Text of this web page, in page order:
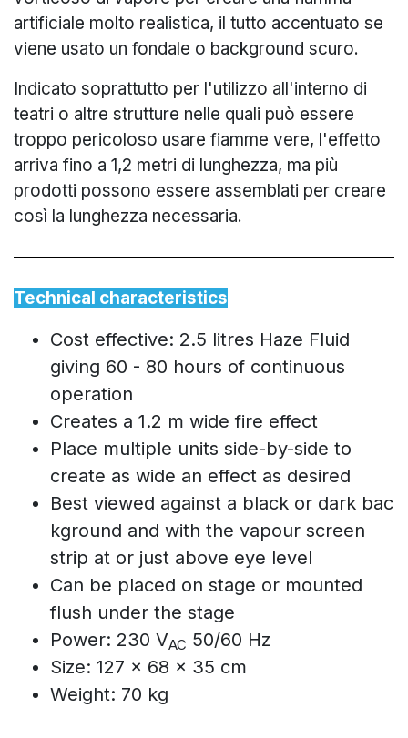
artificiale molto realistica, il tutto accentuato se
viene usato un fondale o background scuro.
Indicato soprattutto per l'utilizzo all'interno di
teatri o altre strutture nelle quali può essere
troppo pericoloso usare fiamme vere, l'effetto
arriva fino a 1,2 metri di lunghezza, ma più
prodotti possono essere assemblati per creare
così la lunghezza necessaria.
Technical characteristics
Cost effective: 2.5 litres Haze Fluid
giving 60 - 80 hours of continuous
operation
Creates a 1.2 m wide fire effect
Place multiple units side-by-side to
create as wide an effect as desired
Best viewed against a black or dark bac
kground and with the vapour screen
strip at or just above eye level
Can be placed on stage or mounted
flush under the stage
Power: 230 VAC 50/60 Hz
Size: 127 × 68 × 35 cm
Weight: 70 kg